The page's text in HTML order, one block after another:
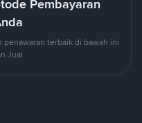
Pembayaran
penawaran terbaik di bawah ini
Jual